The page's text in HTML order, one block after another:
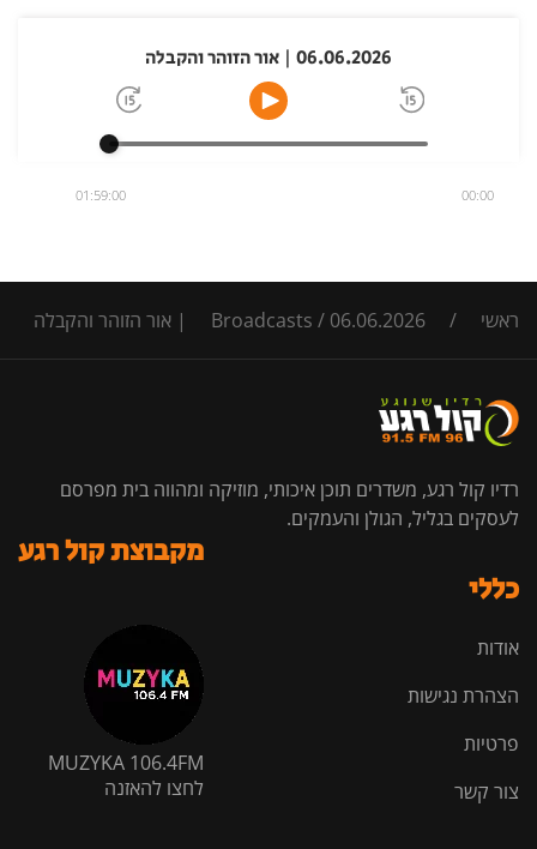
06.06.2026 | אור הזוהר והקבלה
00:00
01:59:00
ראשי /
Broadcasts / 06.06.2026 | אור הזוהר והקבלה
רדיו קול רגע, משדרים תוכן איכותי, מוזיקה ומהווה בית מפרסם
לעסקים בגליל, הגולן והעמקים.
כללי
אודות
הצהרת נגישות
פרטיות
צור קשר
מקבוצת קול רגע
MUZYKA 106.4FM
לחצו להאזנה